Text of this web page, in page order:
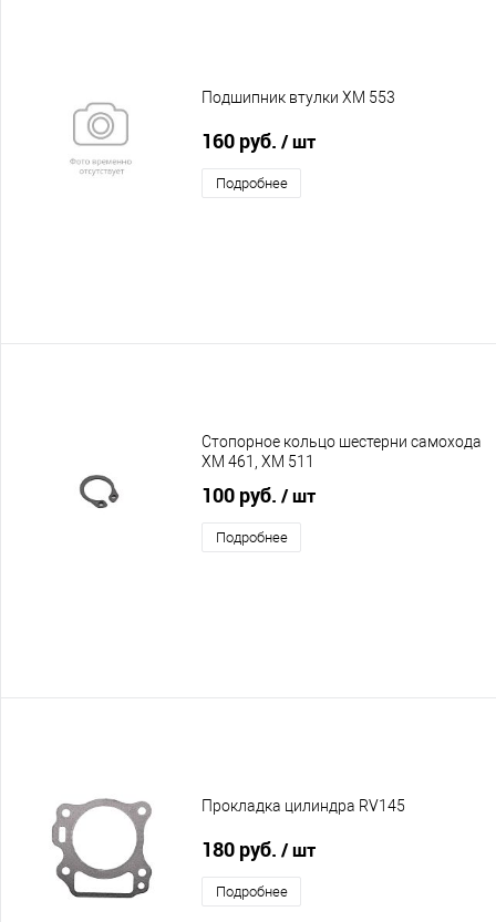
Подшипник втулки XM 553
160 руб. / шт
Подробнее
Стопорное кольцо шестерни самохода
XM 461, XM 511
100 руб. / шт
Подробнее
Прокладка цилиндра RV145
180 руб. / шт
Подробнее